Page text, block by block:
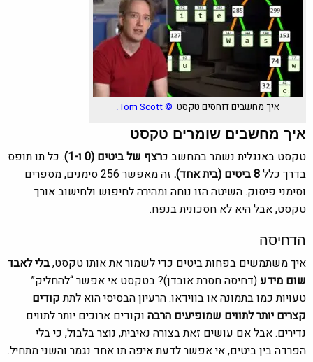
איך מחשבים דוחסים טקסט © Tom Scott
.
איך מחשבים שומרים טקסט
טקסט באנגלית נשמר במחשב כרצף של ביטים (0 ו-1)
. כל תו תופס
בדרך כלל8 ביטים (בית אחד).
זה מאפשר 256 סימנים, מספרים
וסימני פיסוק. השיטה הזו נוחה ומהירה לחיפוש ולחישוב אורך
טקסט, אבל היא לא חסכונית בנפח.
הדחיסה
איך משתמשים בפחות ביטים כדי לשמור את אותו טקסט,בלי לאבד
שום מידע(דחיסה חסרת אובדן)? בטקסט אי אפשר “להחליק”
טעויות כמו בתמונה או בווידאו. הרעיון הבסיסי הוא לתתקודים
קצרים יותר לתווים שמופיעים הרבה וקודים ארוכים יותר לתווים
נדירים. אבל אם עושים זאת בצורה נאיבית, נוצר בלבול, כי בלי
הפרדה בין ביטים, אי אפשר לדעת איפה תו אחד נגמר והשני מתחיל.